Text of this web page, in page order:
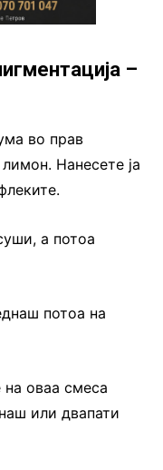
–
во прав
Нанесете ја
а потоа
потоа на
оваа смеса
или двапати